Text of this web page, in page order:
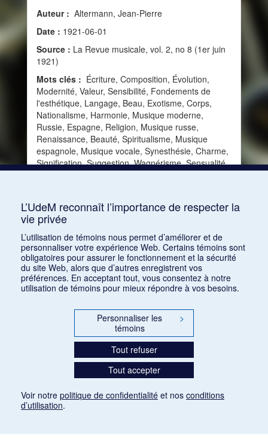
Auteur : Altermann, Jean-Pierre
Date : 1921-06-01
Source : La Revue musicale, vol. 2, no 8 (1er juin
1921)
Mots clés : Écriture, Composition, Évolution,
Modernité, Valeur, Sensibilité, Fondements de
l'esthétique, Langage, Beau, Exotisme, Corps,
Nationalisme, Harmonie, Musique moderne,
Russie, Espagne, Religion, Musique russe,
Renaissance, Beauté, Spiritualisme, Musique
espagnole, Musique vocale, Synesthésie, Charme,
Signification, Suggestion, Wagnérisme, Sensualité,
L’UdeM reconnaît l’importance de respecter la
vie privée
L’utilisation de témoins nous permet d’améliorer et de
personnaliser votre expérience Web. Certains témoins sont
obligatoires pour assurer le fonctionnement et la sécurité
du site Web, alors que d’autres enregistrent vos
préférences. En acceptant tout, vous consentez à notre
utilisation de témoins pour mieux répondre à vos besoins.
Personnaliser les
témoins
>
Tout refuser
Tout accepter
Voir notre politique de confidentialité et nos conditions
d’utilisation.